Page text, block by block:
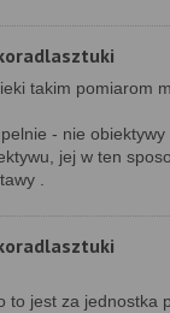
takim pomiarom
- nie
jej w ten
.
to jest za jednostka